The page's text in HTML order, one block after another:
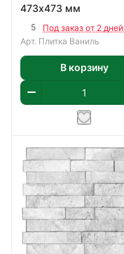
473х473 мм
5
Под заказ от 2 дней
Арт. Плитка Ваниль
В корзину